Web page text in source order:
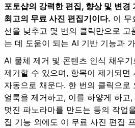
포토샵의 강력한 편집, 향상 및 변경
최고의 무료 사진 편집기이다. 이 무
선을 낮추고 몇 번의 클릭만으로 고
는 데 도움이 되는 AI 기반 기능과
AI 물체 제거 및 콘텐츠 인식 채우
제거할 수 있으며, 항목이 제거되면
자동으로 채운다. 한 번의 클릭으로
얼룩을 제거하고, 이를 하얗게 하고
멋진 파노라마를 만드는 등의 작업
집 기능 외에도 이 무료 사진 편집